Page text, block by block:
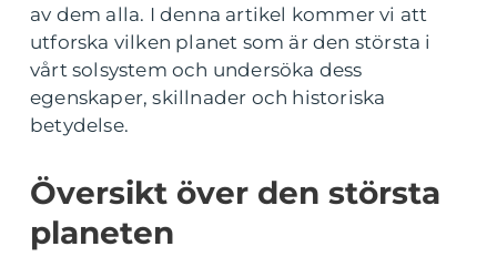
av dem alla. I denna artikel kommer vi att
utforska vilken planet som är den största i
vårt solsystem och undersöka dess
egenskaper, skillnader och historiska
betydelse.
Översikt över den största
planeten